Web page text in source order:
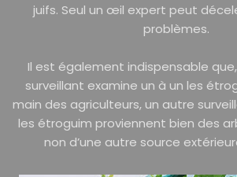
juifs. Seul un œil expert peut
problèmes.
Il est également indispensable
surveillant examine un à un les
main des agriculteurs, un autre
les étroguim proviennent bien des
non d’une autre source